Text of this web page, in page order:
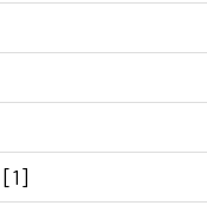
[1]